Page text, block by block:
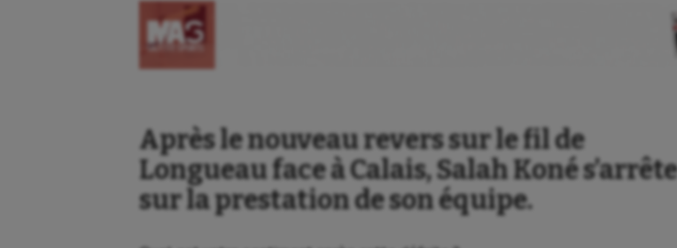
Après le nouveau revers sur le fil de
Longueau face à Calais, Salah Koné s’arrête
sur la prestation de son équipe.